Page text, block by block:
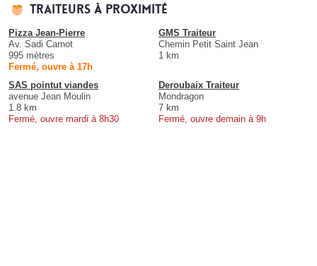
Traiteurs à proximité
Pizza Jean-Pierre
Av. Sadi Carnot
995 mètres
Fermé, ouvre à 17h
GMS Traiteur
Chemin Petit Saint Jean
1 km
SAS pointut viandes
avenue Jean Moulin
1.8 km
Fermé, ouvre mardi à 8h30
Deroubaix Traiteur
Mondragon
7 km
Fermé, ouvre demain à 9h